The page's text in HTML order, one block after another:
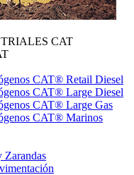
CAT
CAT® Retail Diesel
CAT® Large Diesel
CAT® Large Gas
CAT® Marinos
Zarandas